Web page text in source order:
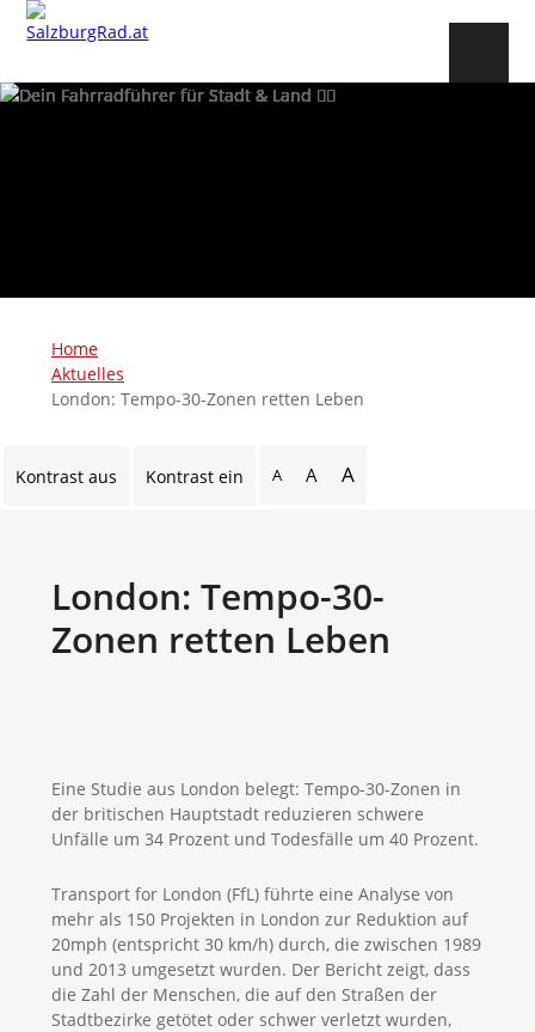
Home
Aktuelles
London: Tempo-30-Zonen retten Leben
Kontrast aus Kontrast ein A A A
London: Tempo-30-
Zonen retten Leben
Eine Studie aus London belegt: Tempo-30-Zonen in
der britischen Hauptstadt reduzieren schwere
Unfälle um 34 Prozent und Todesfälle um 40 Prozent.
Transport for London (FfL) führte eine Analyse von
mehr als 150 Projekten in London zur Reduktion auf
20mph (entspricht 30 km/h) durch, die zwischen 1989
und 2013 umgesetzt wurden. Der Bericht zeigt, dass
die Zahl der Menschen, die auf den Straßen der
Stadtbezirke getötet oder schwer verletzt wurden,